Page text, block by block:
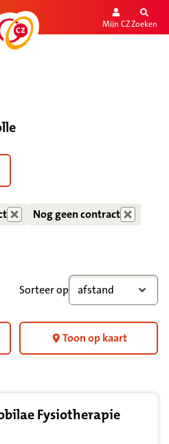
Mijn CZZoeken
Nog geen contract
Sorteer op afstand
Toon op kaart
Fysiotherapie